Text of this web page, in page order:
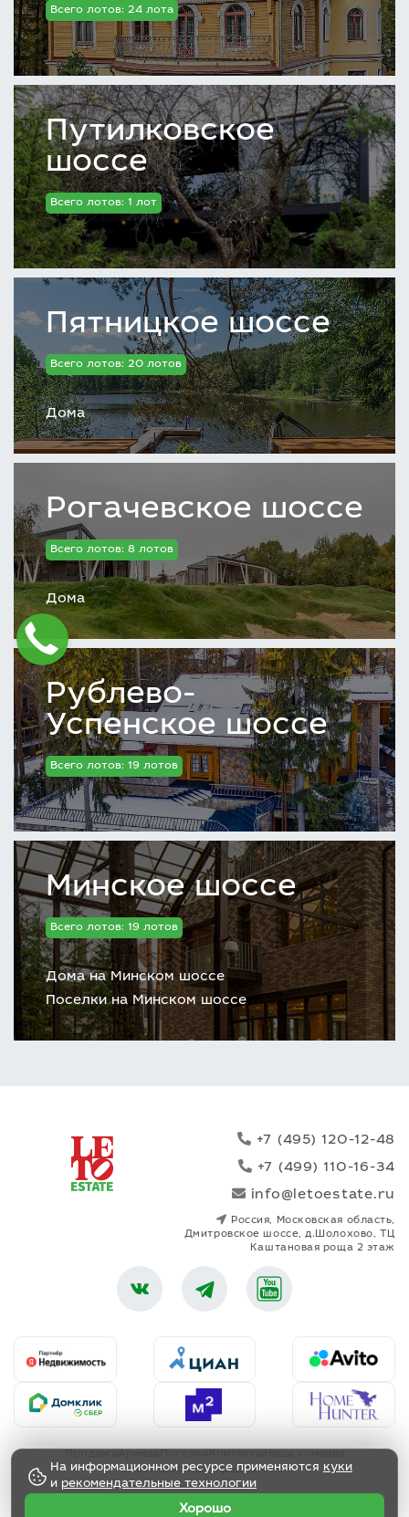
На информационном ресурсе применяются куки
и рекомендательные технологии
Хорошо
Всего лотов: 24 лота
Путилковское
шоссе
Всего лотов: 1 лот
Пятницкое шоссе
Всего лотов: 20 лотов
Дома
Рогачевское шоссе
Всего лотов: 8 лотов
Дома
Рублево-
Успенское шоссе
Всего лотов: 19 лотов
Минское шоссе
Всего лотов: 19 лотов
Дома на Минском шоссе
Поселки на Минском шоссе
+7 (495) 120-12-48
+7 (499) 110-16-34
info@letoestate.ru
Россия, Московская область,
Дмитровское шоссе, д.Шолохово, ТЦ
Каштановая роща 2 этаж
Инвестиционные предложения
Политика обработки персональных данных